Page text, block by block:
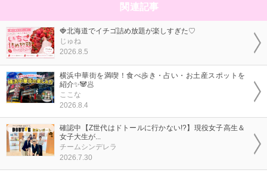
関連記事
🍓北海道でイチゴ詰め放題が楽しすぎた♡
じゅね
2026.8.5
横浜中華街を満喫！食べ歩き・占い・お土産スポットを
紹介✨🐼🥟
ここな
2026.8.4
確認中【Z世代はドトールに行かない!?】現役女子高生＆
女子大生が...
チームシンデレラ
2026.7.30